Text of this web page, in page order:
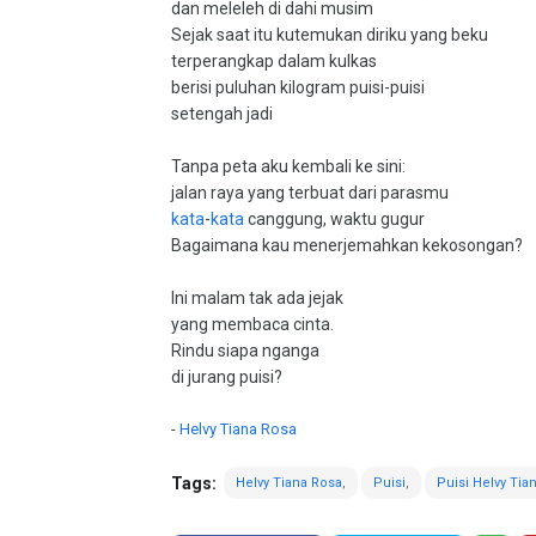
dan meleleh di dahi musim
Sejak saat itu kutemukan diriku yang beku
terperangkap dalam kulkas
berisi puluhan kilogram puisi-puisi
setengah jadi
Tanpa peta aku kembali ke sini:
jalan raya yang terbuat dari parasmu
kata-kata canggung, waktu gugur
Bagaimana kau menerjemahkan kekosongan?
Ini malam tak ada jejak
yang membaca cinta.
Rindu siapa nganga
di jurang puisi?
- Helvy Tiana Rosa
Tags: Helvy Tiana Rosa Puisi Puisi Helvy